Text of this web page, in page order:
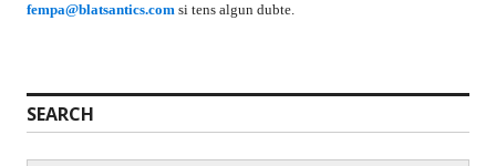
fempa@blatsantics.com si tens algun dubte.
SEARCH